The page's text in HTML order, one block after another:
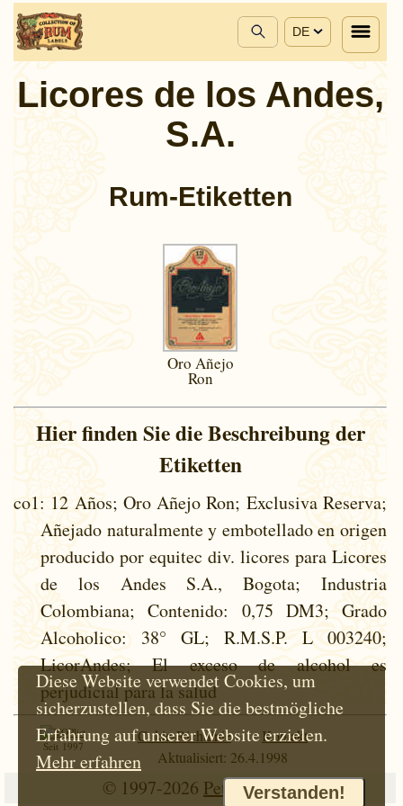
DE
Licores de los Andes,
S.A.
Rum-Etiketten
Oro Añejo
Ron
Hier finden Sie die Beschreibung der
Etiketten
co1: 12 Años; Oro Añejo Ron; Exclusiva Reserva;
Añejado naturalmente y embotellado en origen
producido por equitec div. licores para Licores
de los Andes S.A., Bogota; Industria
Colombiana; Contenido: 0,75 DM3; Grado
Alcoholico: 38° GL; R.M.S.P. L 003240;
LicorAndes; El exceso de alcohol es
perjudicial para la salud
Seit 1997
Cokie-Richtlinie
Kontakt
Aktualisiert: 26.4.1998
© 1997-2026 Petr Hloušek
Diese Website verwendet Cookies, um
sicherzustellen, dass Sie die bestmögliche
Erfahrung auf unserer Website erzielen.
Mehr erfahren
Verstanden!